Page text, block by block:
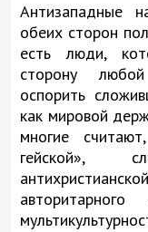
Антизападные
обеих сторон
есть люди,
сторону
оспорить
как мировой
многие
гейской»,